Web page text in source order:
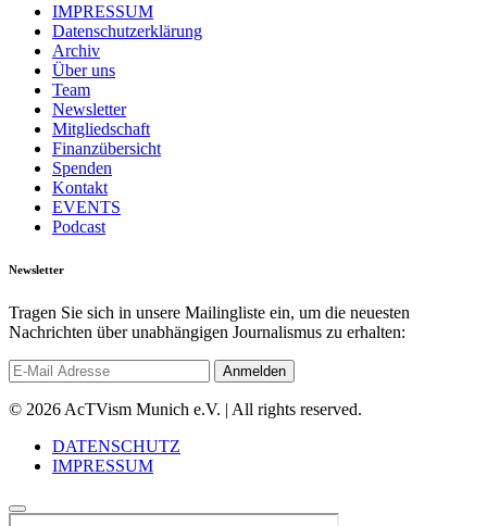
IMPRESSUM
Datenschutzerklärung
Archiv
Über uns
Team
Newsletter
Mitgliedschaft
Finanzübersicht
Spenden
Kontakt
EVENTS
Podcast
Newsletter
Tragen Sie sich in unsere Mailingliste ein, um die neuesten
Nachrichten über unabhängigen Journalismus zu erhalten:
© 2026 AcTVism Munich e.V. | All rights reserved.
DATENSCHUTZ
IMPRESSUM